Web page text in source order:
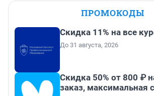
ПРОМОКОДЫ
Скидка 11% на все
До 31 августа, 2026
Скидка 50% от 800 ₽
заказ, максимальная